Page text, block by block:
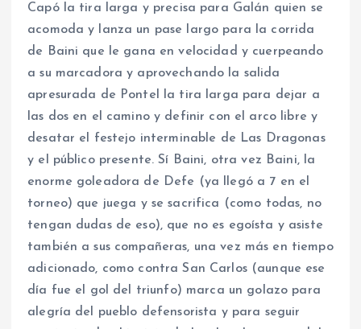
Capó la tira larga y precisa para Galán quien se
acomoda y lanza un pase largo para la corrida
de Baini que le gana en velocidad y cuerpeando
a su marcadora y aprovechando la salida
apresurada de Pontel la tira larga para dejar a
las dos en el camino y definir con el arco libre y
desatar el festejo interminable de Las Dragonas
y el público presente. Sí Baini, otra vez Baini, la
enorme goleadora de Defe (ya llegó a 7 en el
torneo) que juega y se sacrifica (como todas, no
tengan dudas de eso), que no es egoísta y asiste
también a sus compañeras, una vez más en tiempo
adicionado, como contra San Carlos (aunque ese
día fue el gol del triunfo) marca un golazo para
alegría del pueblo defensorista y para seguir